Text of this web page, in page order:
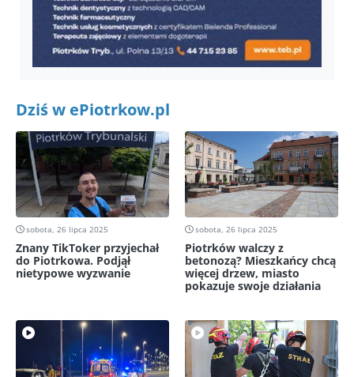
Dziś w ePiotrkow.pl
sobota, 26 lipca 2025
Znany TikToker przyjechał
do Piotrkowa. Podjął
nietypowe wyzwanie
sobota, 26 lipca 2025
Piotrków walczy z
betonozą? Mieszkańcy chcą
więcej drzew, miasto
pokazuje swoje działania